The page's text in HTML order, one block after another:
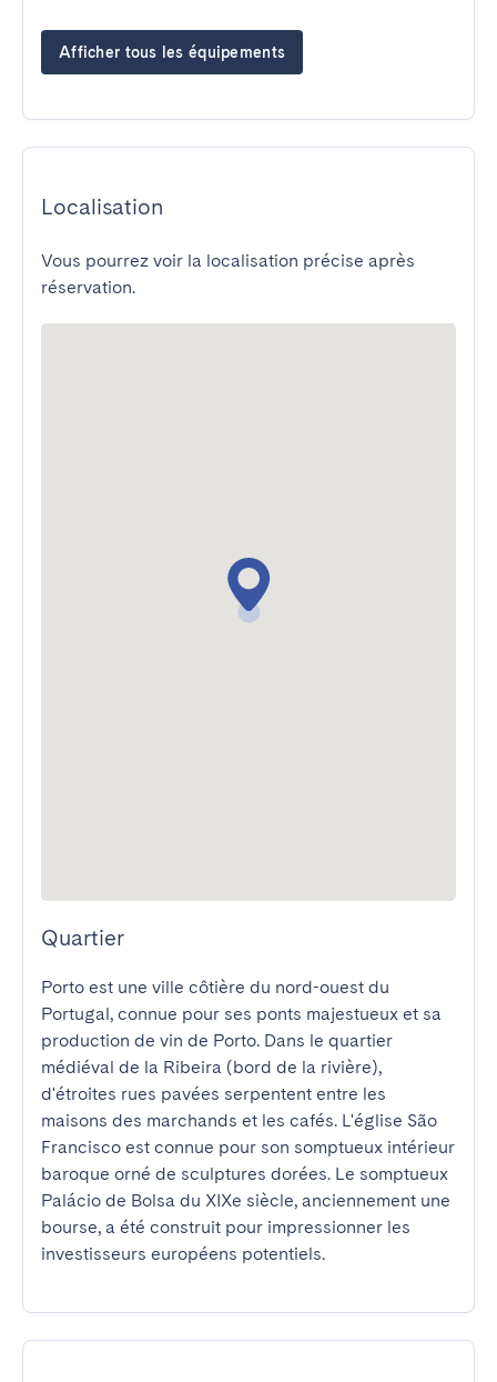
Afficher tous les équipements
Localisation
Vous pourrez voir la localisation précise après
réservation.
Quartier
Porto est une ville côtière du nord-ouest du
Portugal, connue pour ses ponts majestueux et sa
production de vin de Porto. Dans le quartier
médiéval de la Ribeira (bord de la rivière),
d'étroites rues pavées serpentent entre les
maisons des marchands et les cafés. L'église São
Francisco est connue pour son somptueux intérieur
baroque orné de sculptures dorées. Le somptueux
Palácio de Bolsa du XIXe siècle, anciennement une
bourse, a été construit pour impressionner les
investisseurs européens potentiels.